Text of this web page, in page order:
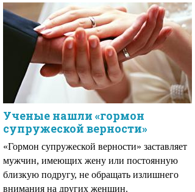
Ученые нашли «гормон
супружеской верности»
«Гормон супружеской верности» заставляет
мужчин, имеющих жену или постоянную
близкую подругу, не обращать излишнего
внимания на других женщин.